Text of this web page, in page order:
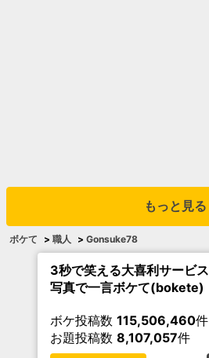
もっと見る
ボケて > 職人 > Gonsuke78
3秒で笑える大喜利サービス
写真で一言ボケて(bokete)
ボケ投稿数 115,506,460件
お題投稿数 8,107,057件